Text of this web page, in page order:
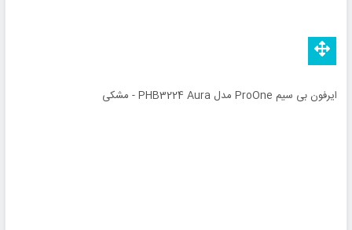
ایرفون بی سیم ProOne مدل PHB3224 Aura - مشکی